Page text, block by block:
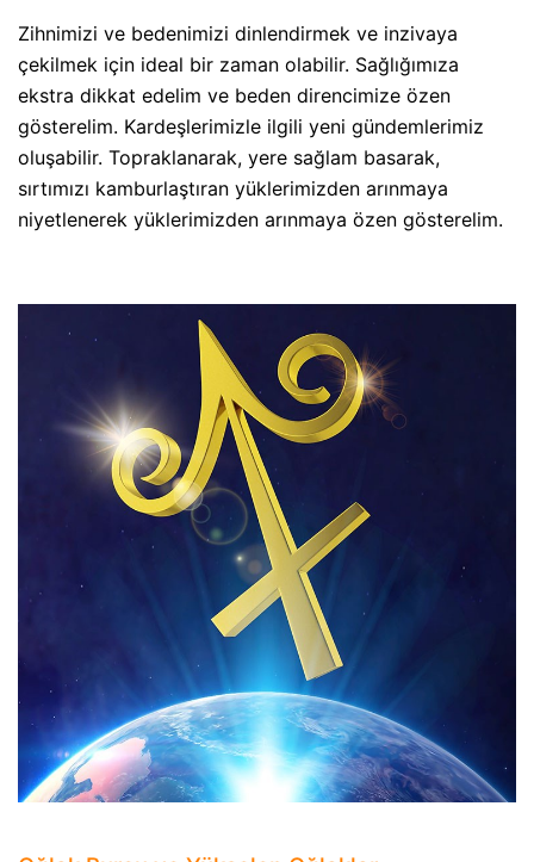
Zihnimizi ve bedenimizi dinlendirmek ve inzivaya
çekilmek için ideal bir zaman olabilir. Sağlığımıza
ekstra dikkat edelim ve beden direncimize özen
gösterelim. Kardeşlerimizle ilgili yeni gündemlerimiz
oluşabilir. Topraklanarak, yere sağlam basarak,
sırtımızı kamburlaştıran yüklerimizden arınmaya
niyetlenerek yüklerimizden arınmaya özen gösterelim.